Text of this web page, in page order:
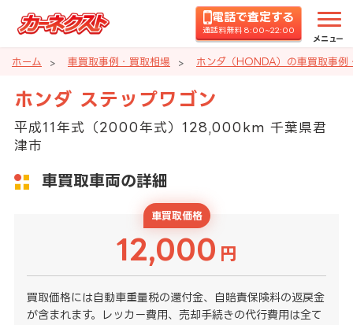
電話で査定する
通話料無料 8:00~22:00
メニュー
ホーム 車買取事例・買取相場 ホンダ（HONDA）の車買取事例
ホンダ ステップワゴン
平成11年式（2000年式）128,000km 千葉県君
津市
車買取車両の詳細
車買取価格
12,000 円
買取価格には自動車重量税の還付金、自賠責保険料の返戻金
が含まれます。レッカー費用、売却手続きの代行費用は全て